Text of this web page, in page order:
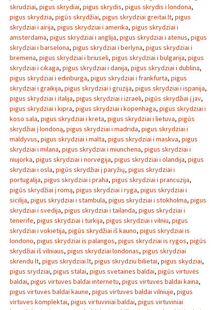
skrudziai, pigus skrydiai, pigus skrydis, pigus skrydis i londona,
pigus skrydzia, pigūs skrydžiai, pigus skrydziai greitai.lt, pigus
skrydziai i airija, pigus skrydziai i amerika, pigus skrydziai i
amsterdama, pigus skrydziai i anglija, pigus skrydziai i atenus, pigus
skrydziai i barselona, pigus skrydziai i berlyna, pigus skrydziai i
bremena, pigus skrydziai i briuseli, pigus skrydziai i bulgarija, pigus
skrydziai i cikaga, pigus skrydziai i danija, pigus skrydziai i dublina,
pigus skrydziai i edinburga, pigus skrydziai i frankfurta, pigus
skrydziai i graikija, pigus skrydziai i gruzija, pigus skrydziai i ispanija,
pigus skrydziai i italija, pigus skrydziai i izraeli, pigūs skrydžiai į jav,
pigus skrydziai i kipra, pigus skrydziai i kopenhaga, pigus skrydziai i
koso sala, pigus skrydziai i kreta, pigus skrydziai i lietuva, pigūs
skrydžiai į londoną, pigus skrydziai i madrida, pigus skrydziai i
maldyvus, pigus skrydziai i malta, pigus skrydziai i maskva, pigus
skrydziai i milana, pigus skrydziai i miunchena, pigus skrydziai i
niujorka, pigus skrydziai i norvegija, pigus skrydziai i olandija, pigus
skrydziai i osla, pigūs skrydžiai į paryžių, pigus skrydziai i
portugalija, pigus skrydziai i praha, pigus skrydziai i prancuzija,
pigūs skrydžiai į romą, pigus skrydziai i ryga, pigus skrydziai i
sicilija, pigus skrydziai i stambula, pigus skrydziai i stokholma, pigus
skrydziai i svedija, pigus skrydziai i tailanda, pigus skrydziai i
tenerife, pigus skrydziai i turkija, pigus skrydziai i vilniu, pigus
skrydziai i vokietija, pigūs skrydžiai iš kauno, pigus skrydziai is
londono, pigus skrydziai is palangos, pigus skrydziai is rygos, pigūs
skrydžiai iš vilniaus, pigus skrydziai londonas, pigus skrydziai
skrendu lt, pigus skrydziai.lt, pigus skrydziu bilietai, pigus skydziai,
pigus srydziai, pigus stalai, pigus svetaines baldai, pigūs virtuvės
baldai, pigus virtuves baldai internetu, pigus virtuves baldai kaina,
pigus virtuves baldai kaune, pigus virtuves baldai vilniuje, pigus
virtuves komplektai, pigus virtuviniai baldai, pigus virtuviniai